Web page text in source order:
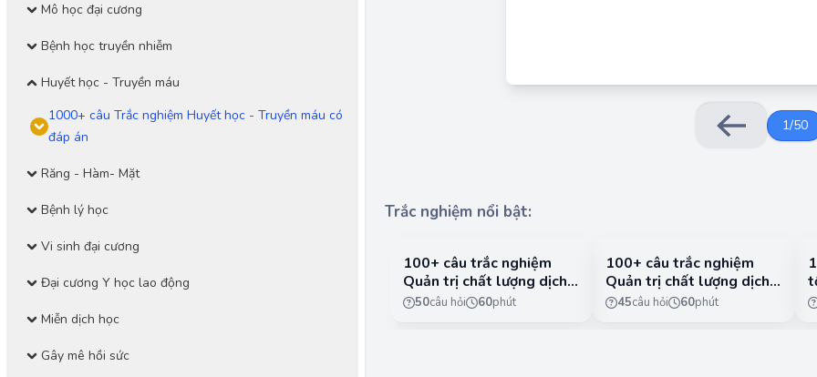
Mô học đại cương
Bệnh học truyền nhiễm
Huyết học - Truyền máu
1000+ câu Trắc nghiệm Huyết học - Truyền máu có
đáp án
Răng - Hàm- Mặt
Bệnh lý học
Vi sinh đại cương
Đại cương Y học lao động
Miễn dịch học
Gây mê hồi sức
1/50
Trắc nghiệm nổi bật:
100+ câu trắc nghiệm
Quản trị chất lượng dịch
vụ có lời giải chi tiết -
50câu hỏi 60phút
100+ câu trắc nghiệm
Quản trị chất lượng dịch
vụ có lời giải chi tiết -
45câu hỏi 60phút